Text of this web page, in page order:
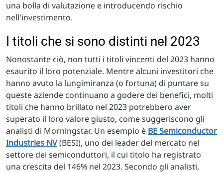
una bolla di valutazione e introducendo rischio
nell'investimento.
I titoli che si sono distinti nel 2023
Nonostante ciò, non tutti i titoli vincenti del 2023 hanno
esaurito il loro potenziale. Mentre alcuni investitori che
hanno avuto la lungimiranza (o fortuna) di puntare su
queste aziende continuano a godere dei benefici, molti
titoli che hanno brillato nel 2023 potrebbero aver
superato il loro valore giusto, come suggeriscono gli
analisti di Morningstar. Un esempio è BE Semiconductor
Industries NV(BESI), uno dei leader del mercato nel
settore dei semiconduttori, il cui titolo ha registrato
una crescita del 146% nel 2023. Secondo gli analisti,